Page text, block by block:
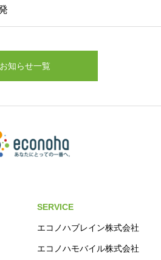
お知らせ一覧
SERVICE
エコノハブレイン株式会社
エコノハモバイル株式会社